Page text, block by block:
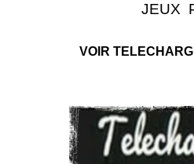
JEUX
VOIR